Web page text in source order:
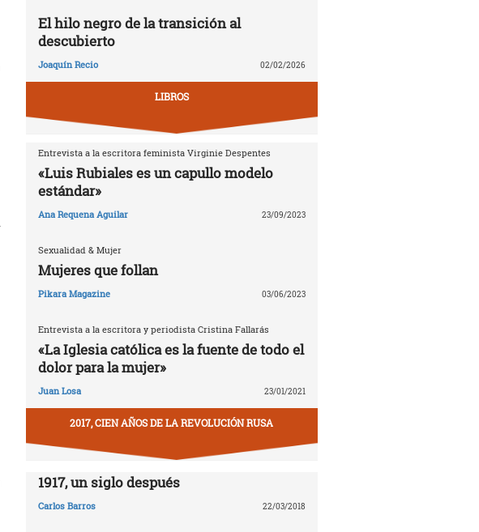
El hilo negro de la transición al
descubierto
Joaquín Recio 02/02/2026
LIBROS
Entrevista a la escritora feminista Virginie Despentes
«Luis Rubiales es un capullo modelo
estándar»
Ana Requena Aguilar 23/09/2023
Sexualidad & Mujer
Mujeres que follan
Pikara Magazine 03/06/2023
Entrevista a la escritora y periodista Cristina Fallarás
«La Iglesia católica es la fuente de todo el
dolor para la mujer»
Juan Losa 23/01/2021
2017, CIEN AÑOS DE LA REVOLUCIÓN RUSA
1917, un siglo después
Carlos Barros 22/03/2018